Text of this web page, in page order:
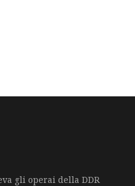
gli operai della DDR